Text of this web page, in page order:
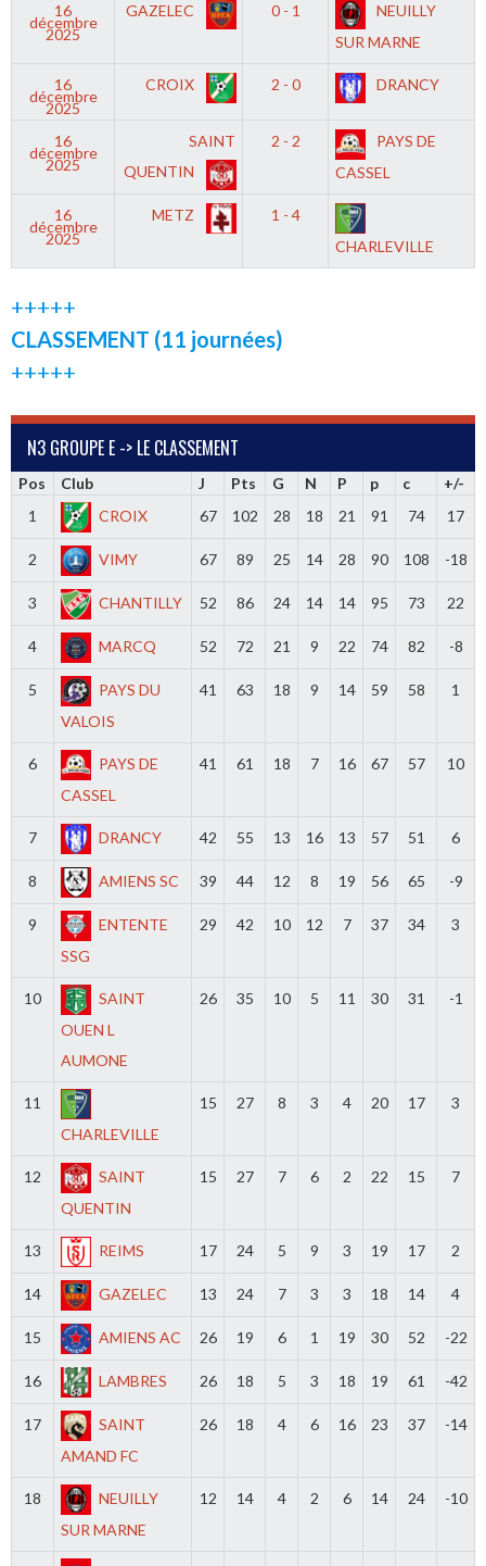
16
décembre
2025
GAZELEC 0 - 1
NEUILLY
SUR MARNE
16
décembre
2025
CROIX 2 - 0 DRANCY
16
décembre
2025
SAINT
QUENTIN
2 - 2
PAYS DE
CASSEL
16
décembre
2025
METZ
1 - 4
CHARLEVILLE
+++++
CLASSEMENT (11 journées)
+++++
N3 GROUPE E -> LE CLASSEMENT
Pos Club J Pts G N P p c
+/-
1
CROIX 67 102 28 18 21 91 74 17
2 VIMY 67 89 25 14 28 90 108 -18
3 CHANTILLY 52 86 24 14 14 95 73 22
4 MARCQ 52 72 21 9 22 74 82 -8
5
PAYS DU
VALOIS
41 63 18 9 14 59 58 1
6
PAYS DE
CASSEL
41 61 18 7 16 67 57 10
7 DRANCY 42 55 13 16 13 57 51 6
8 AMIENS SC 39 44 12 8 19 56 65 -9
9
ENTENTE
SSG
29 42 10 12 7 37 34 3
10
SAINT
OUEN L
AUMONE
26 35 10 5 11 30 31 -1
11
CHARLEVILLE
15 27 8 3 4 20 17 3
12
SAINT
QUENTIN
15 27 7 6 2 22 15 7
13 REIMS 17 24 5 9 3 19 17 2
14 GAZELEC 13 24 7 3 3 18 14 4
15 AMIENS AC 26 19 6 1 19 30 52 -22
16 LAMBRES 26 18 5 3 18 19 61 -42
17
SAINT
AMAND FC
26 18 4 6 16 23 37 -14
18
NEUILLY
SUR MARNE
12 14 4 2 6 14 24 -10